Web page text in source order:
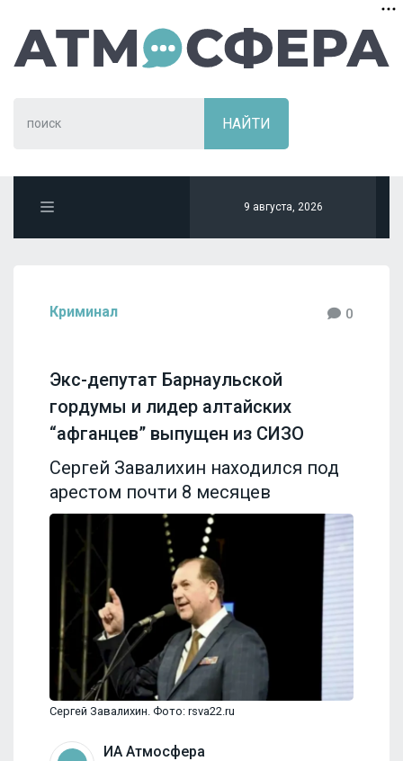
9 августа, 2026
Криминал 0
Экс-депутат Барнаульской
гордумы и лидер алтайских
“афганцев” выпущен из СИЗО
Сергей Завалихин находился под
арестом почти 8 месяцев
Сергей Завалихин. Фото: rsva22.ru
ИА Атмосфера